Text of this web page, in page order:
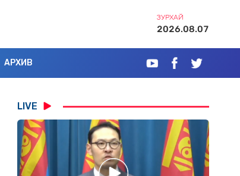
ЗУРХАЙ
2026.08.07
АРХИВ
LIVE